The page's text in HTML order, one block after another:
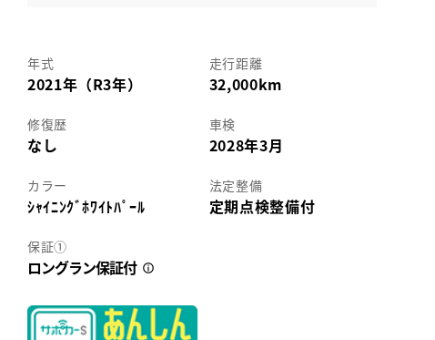
2
33
年式
2021年（R3年）
走行距離
32,000km
修復歴
なし
車検
2028年3月
カラー
ｼｬｲﾆﾝｸﾞﾎﾜｲﾄﾊﾟｰﾙ
法定整備
定期点検整備付
保証①
ロングラン保証付